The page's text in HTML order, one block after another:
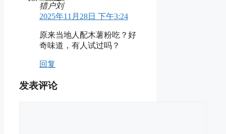
猎户刘
2025年11月28日 下午3:24
原来当地人配木薯粉吃？好
奇味道，有人试过吗？
回复
发表评论